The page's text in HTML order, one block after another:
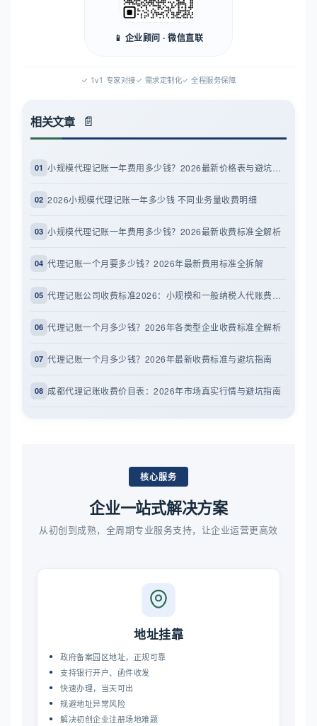
📱 企业顾问 · 微信直联
✓ 1v1 专家对接✓ 需求定制化✓ 全程服务保障
相关文章
01 小规模代理记账一年费用多少钱？2026最新价格表与避坑指南
02 2026小规模代理记账一年多少钱 不同业务量收费明细
03 小规模代理记账一年费用多少钱？2026最新收费标准全解析
04 代理记账一个月要多少钱？2026年最新费用标准全拆解
05 代理记账公司收费标准2026：小规模和一般纳税人代账费解析
06 代理记账一个月多少钱？2026年各类型企业收费标准全解析
07 代理记账一个月多少钱？2026年最新收费标准与避坑指南
08 成都代理记账收费价目表：2026年市场真实行情与避坑指南
核心服务
企业一站式解决方案
从初创到成熟，全周期专业服务支持，让企业运营更高效
地址挂靠
政府备案园区地址，正规可靠
支持银行开户、函件收发
快速办理，当天可出
规避地址异常风险
解决初创企业注册场地难题